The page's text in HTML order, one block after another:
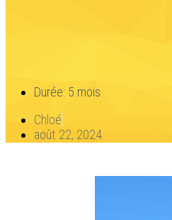
Durée: 5 mois
Chloé
août 22, 2024